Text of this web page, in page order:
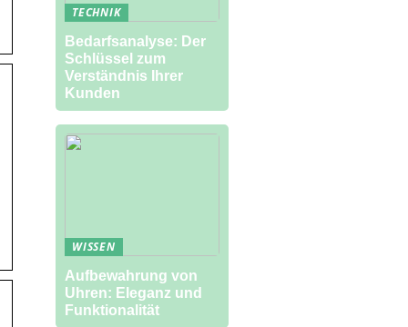
TECHNIK
Bedarfsanalyse: Der
Schlüssel zum
Verständnis Ihrer
Kunden
WISSEN
Aufbewahrung von
Uhren: Eleganz und
Funktionalität